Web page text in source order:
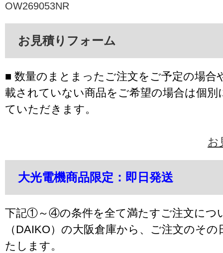
OW269053NR
お見積りフォーム
■ 数量のまとまったご注文をご予定の場合
載されていない商品をご希望の場合は個別
ていただきます。
お
大光電機商品限定：即日発送
下記①～④の条件を全て満たすご注文につ
（DAIKO）の大阪倉庫から、ご注文のそ
たします。